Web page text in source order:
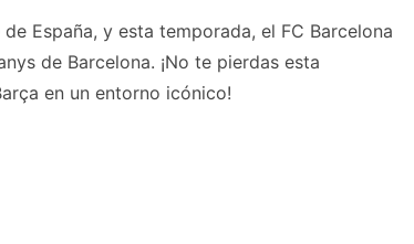
España, y esta temporada, el FC Barcelona
de Barcelona. ¡No te pierdas esta
en un entorno icónico!